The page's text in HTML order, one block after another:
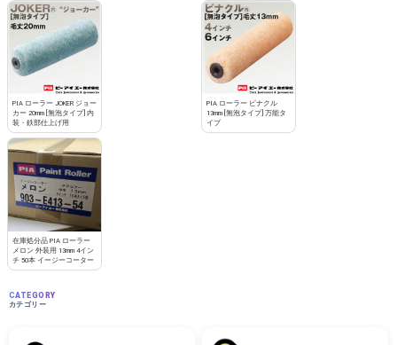
PIA ローラー JOKER ジョー
カー 20mm [無泡タイプ] 内
装・鉄部仕上げ用
PIA ローラー ピナクル
13mm [無泡タイプ] 万能タ
イプ
在庫処分品 PIA ローラー
メロン 外装用 13mm 4イン
チ 50本 イージーコーター
CATEGORY
カテゴリー